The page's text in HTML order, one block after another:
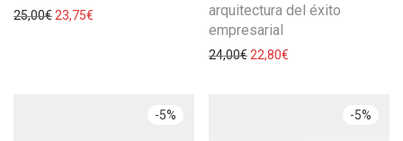
25,00€ 23,75€
arquitectura del éxito
empresarial
24,00€ 22,80€
-5% -5%